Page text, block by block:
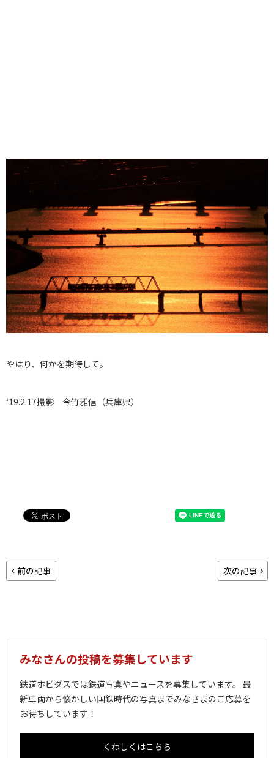
やはり、何かを期待して。
‘19.2.17撮影 今竹雅信（兵庫県）
前の記事 次の記事
みなさんの投稿を募集しています
鉄道ホビダスでは鉄道写真やニュースを募集しています。 最
新車両から懐かしい国鉄時代の写真までみなさまのご応募を
お待ちしています！
くわしくはこちら